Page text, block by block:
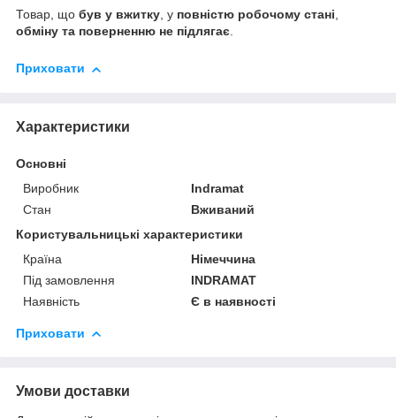
Товар, що був у вжитку, у повністю робочому стані,
обміну та поверненню не підлягає.
Приховати
Характеристики
Основні
Виробник
Indramat
Стан
Вживаний
Користувальницькі характеристики
Країна
Німеччина
Під замовлення
INDRAMAT
Наявність
Є в наявності
Приховати
Умови доставки